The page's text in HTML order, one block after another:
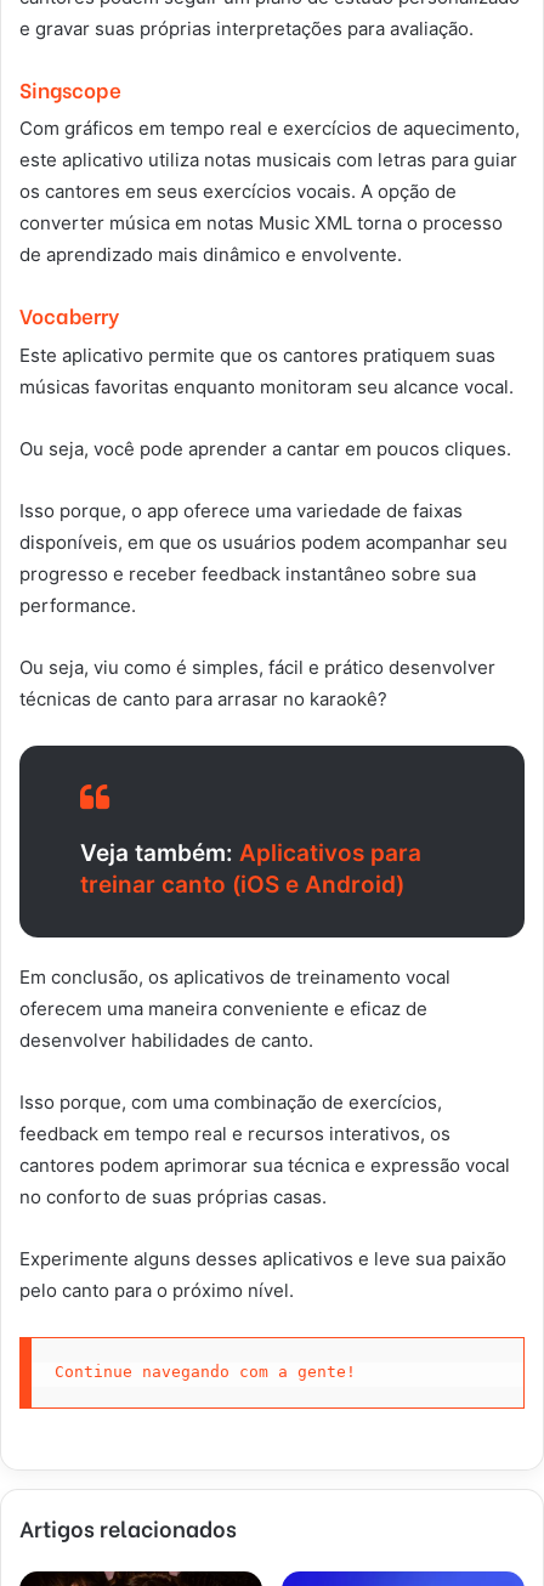
e gravar suas próprias interpretações para avaliação.
Singscope
Com gráficos em tempo real e exercícios de aquecimento,
este aplicativo utiliza notas musicais com letras para guiar
os cantores em seus exercícios vocais. A opção de
converter música em notas Music XML torna o processo
de aprendizado mais dinâmico e envolvente.
Vocaberry
Este aplicativo permite que os cantores pratiquem suas
músicas favoritas enquanto monitoram seu alcance vocal.
Ou seja, você pode aprender a cantar em poucos cliques.
Isso porque, o app oferece uma variedade de faixas
disponíveis, em que os usuários podem acompanhar seu
progresso e receber feedback instantâneo sobre sua
performance.
Ou seja, viu como é simples, fácil e prático desenvolver
técnicas de canto para arrasar no karaokê?
Veja também: Aplicativos para
treinar canto (iOS e Android)
Em conclusão, os aplicativos de treinamento vocal
oferecem uma maneira conveniente e eficaz de
desenvolver habilidades de canto.
Isso porque, com uma combinação de exercícios,
feedback em tempo real e recursos interativos, os
cantores podem aprimorar sua técnica e expressão vocal
no conforto de suas próprias casas.
Experimente alguns desses aplicativos e leve sua paixão
pelo canto para o próximo nível.
Continue navegando com a gente!
Artigos relacionados